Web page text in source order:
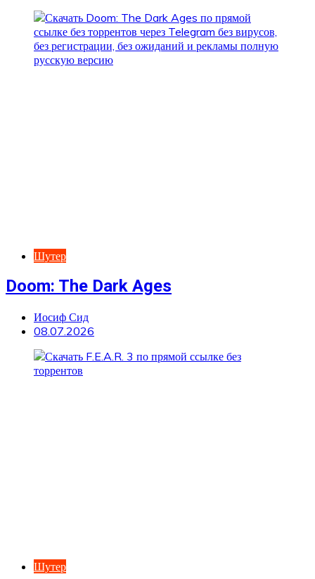
Шутер
Doom: The Dark Ages
Иосиф Сид
08.07.2026
Шутер